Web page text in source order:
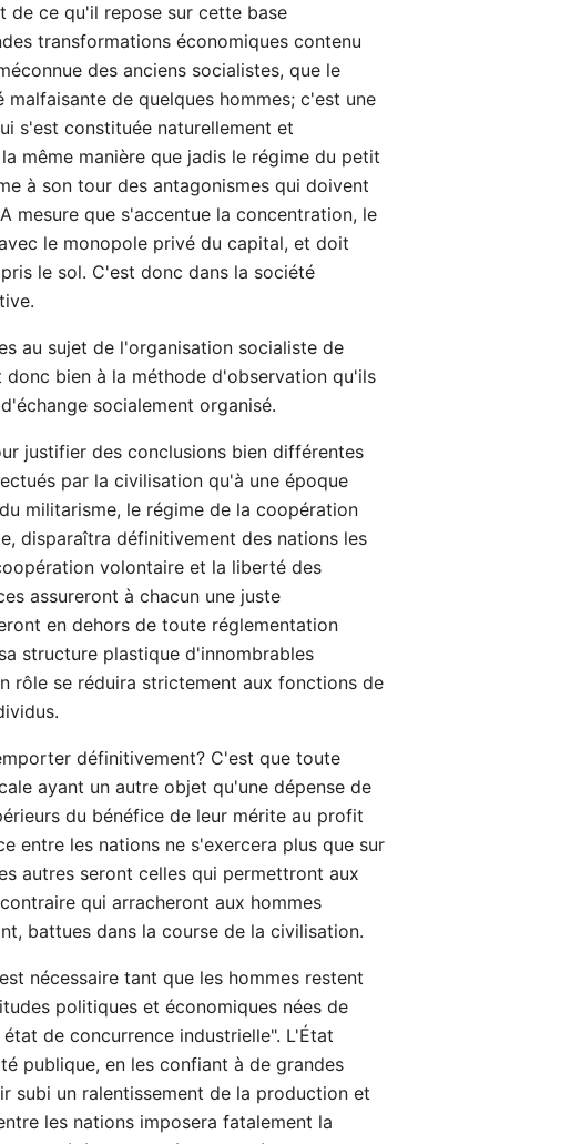
de ce qu'il repose sur cette base
transformations économiques contenu
des anciens socialistes, que le
de quelques hommes; c'est une
s'est constituée naturellement et
même manière que jadis le régime du petit
à son tour des antagonismes qui doivent
mesure que s'accentue la concentration, le
le monopole privé du capital, et doit
le sol. C'est donc dans la société
au sujet de l'organisation socialiste de
bien à la méthode d'observation qu'ils
socialement organisé.
justifier des conclusions bien différentes
par la civilisation qu'à une époque
militarisme, le régime de la coopération
disparaîtra définitivement des nations les
volontaire et la liberté des
assureront à chacun une juste
en dehors de toute réglementation
structure plastique d'innombrables
rôle se réduira strictement aux fonctions de
définitivement? C'est que toute
ayant un autre objet qu'une dépense de
du bénéfice de leur mérite au profit
entre les nations ne s'exercera plus que sur
autres seront celles qui permettront aux
qui arracheront aux hommes
battues dans la course de la civilisation.
nécessaire tant que les hommes restent
politiques et économiques nées de
de concurrence industrielle". L'État
publique, en les confiant à de grandes
subi un ralentissement de la production et
les nations imposera fatalement la